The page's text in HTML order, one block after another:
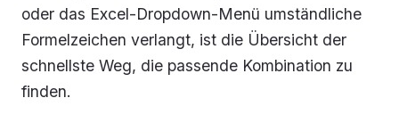
oder das Excel-Dropdown-Menü umständliche
Formelzeichen verlangt, ist die Übersicht der
schnellste Weg, die passende Kombination zu
finden.